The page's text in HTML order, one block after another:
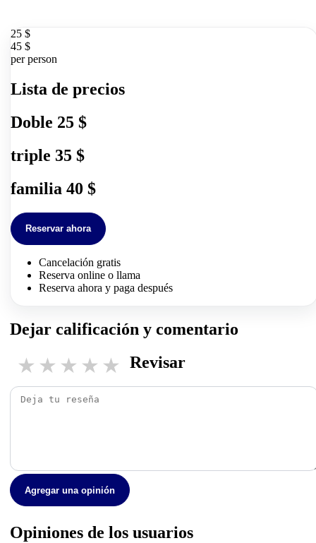
25 $
45 $
per person
Lista de precios
Doble 25 $
triple 35 $
familia 40 $
Reservar ahora
Cancelación gratis
Reserva online o llama
Reserva ahora y paga después
Dejar calificación y comentario
5 stars
4 stars
3 stars
2 stars
1 star Revisar
Agregar una opinión
Opiniones de los usuarios